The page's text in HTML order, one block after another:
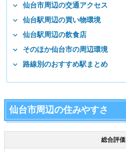
仙台市周辺の交通アクセス
仙台駅周辺の買い物環境
仙台駅周辺の飲食店
そのほか仙台市の周辺環境
路線別のおすすめ駅まとめ
仙台市周辺の住みやすさ
総合評価